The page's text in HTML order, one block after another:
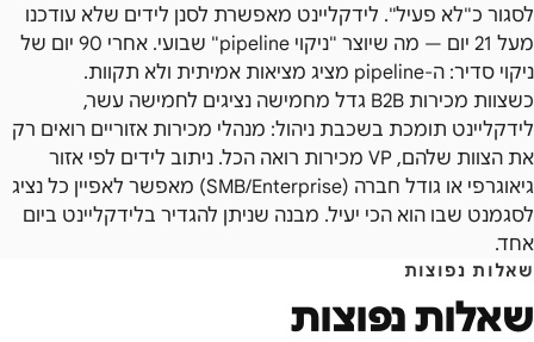
לסגור כ"לא פעיל". לידקליינט מאפשרת לסנן לידים שלא עודכנו
מעל 21 יום — מה שיוצר "ניקוי pipeline" שבועי. אחרי 90 יום של
ניקוי סדיר: ה-pipeline מציג מציאות אמיתית ולא תקוות.
כשצוות מכירות B2B גדל מחמישה נציגים לחמישה עשר,
לידקליינט תומכת בשכבת ניהול: מנהלי מכירות אזוריים רואים רק
את הצוות שלהם, VP מכירות רואה הכל. ניתוב לידים לפי אזור
גיאוגרפי או גודל חברה (SMB/Enterprise) מאפשר לאפיין כל נציג
לסגמנט שבו הוא הכי יעיל. מבנה שניתן להגדיר בלידקליינט ביום
אחד.
שאלות נפוצות
שאלות נפוצות